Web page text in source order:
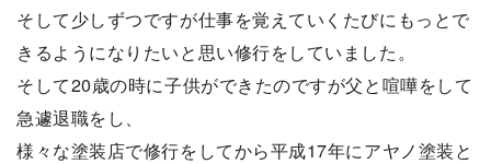
そして少しずつですが仕事を覚えていくたびにもっとで
きるようになりたいと思い修行をしていました。
そして20歳の時に子供ができたのですが父と喧嘩をして
急遽退職をし、
様々な塗装店で修行をしてから平成17年にアヤノ塗装と